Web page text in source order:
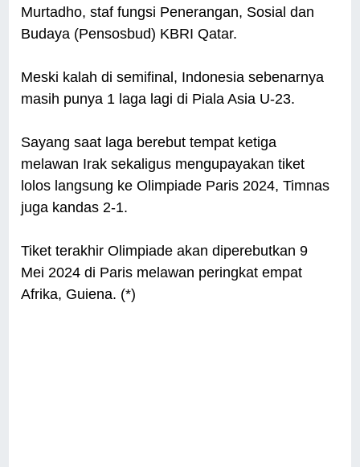
Murtadho, staf fungsi Penerangan, Sosial dan
Budaya (Pensosbud) KBRI Qatar.
Meski kalah di semifinal, Indonesia sebenarnya
masih punya 1 laga lagi di Piala Asia U-23.
Sayang saat laga berebut tempat ketiga
melawan Irak sekaligus mengupayakan tiket
lolos langsung ke Olimpiade Paris 2024, Timnas
juga kandas 2-1.
Tiket terakhir Olimpiade akan diperebutkan 9
Mei 2024 di Paris melawan peringkat empat
Afrika, Guiena. (*)